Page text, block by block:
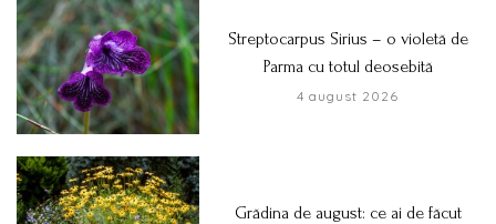
Streptocarpus Sirius – o violetă de
Parma cu totul deosebită
4 august 2026
Grădina de august: ce ai de făcut